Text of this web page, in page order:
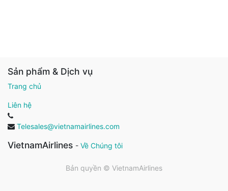
Sản phẩm & Dịch vụ
Trang chủ
Liên hệ
Telesales@vietnamairlines.com
VietnamAirlines - Về Chúng tôi
Bản quyền © VietnamAirlines